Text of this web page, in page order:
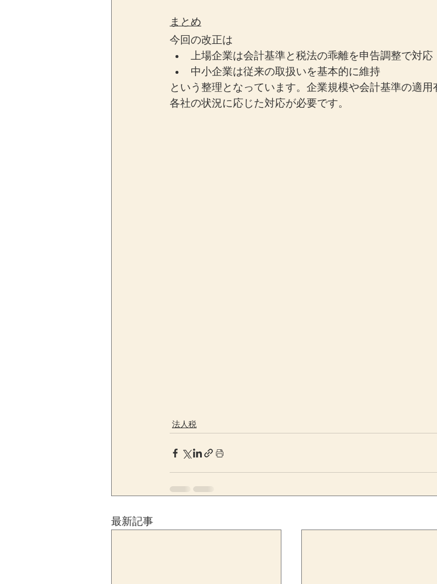
まとめ
今回の改正は
上場企業は会計基準と税法の乖離を申告調整で対応
中小企業は従来の取扱いを基本的に維持
という整理となっています。企業規模や会計基準の適用
各社の状況に応じた対応が必要です。
法人税
最新記事